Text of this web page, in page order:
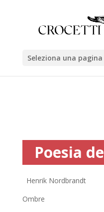
Seleziona una pagina
Poesia
Henrik Nordbrandt
Ombre